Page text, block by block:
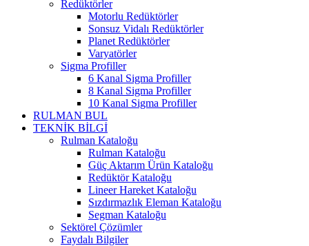
Redüktörler
Motorlu Redüktörler
Sonsuz Vidalı Redüktörler
Planet Redüktörler
Varyatörler
Sigma Profiller
6 Kanal Sigma Profiller
8 Kanal Sigma Profiller
10 Kanal Sigma Profiller
RULMAN BUL
TEKNİK BİLGİ
Rulman Kataloğu
Rulman Kataloğu
Güç Aktarım Ürün Kataloğu
Redüktör Kataloğu
Lineer Hareket Kataloğu
Sızdırmazlık Eleman Kataloğu
Segman Kataloğu
Sektörel Çözümler
Faydalı Bilgiler